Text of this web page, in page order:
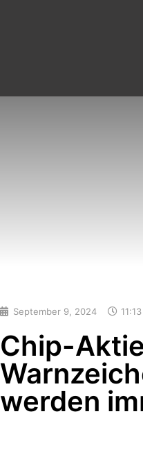
September 9, 2024
Chip-
werden